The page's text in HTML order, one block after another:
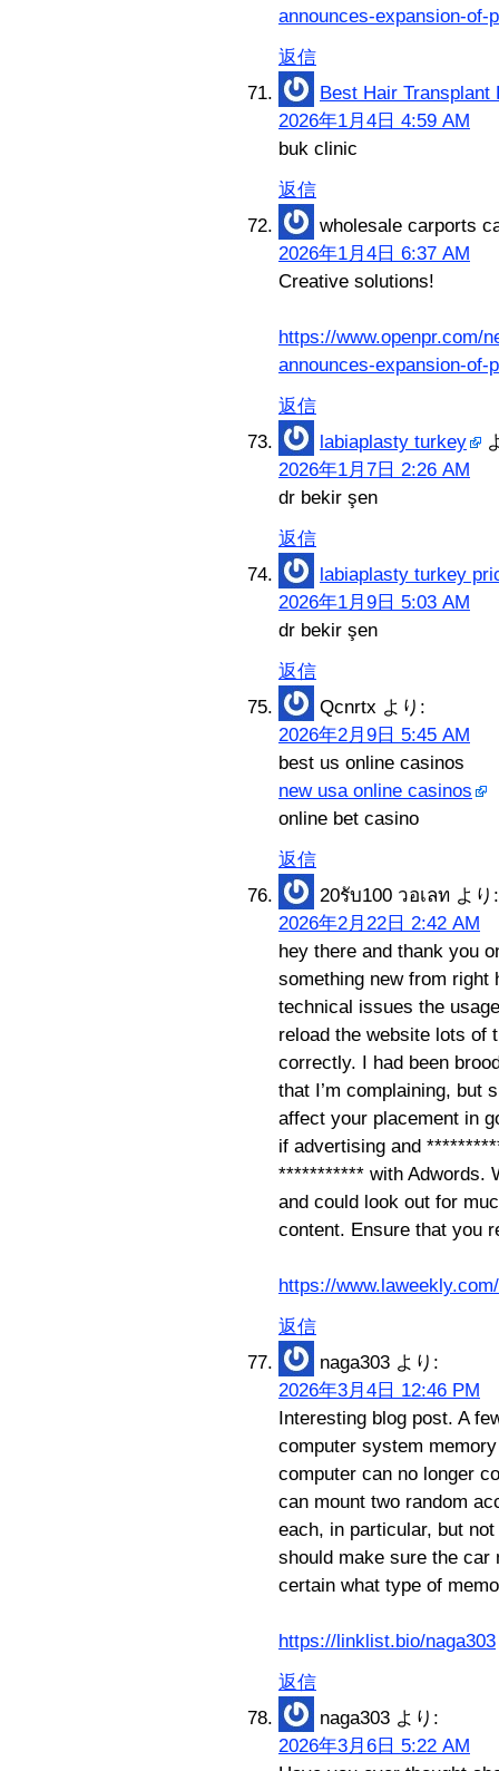
announces-expansion-of-
返信
Best Hair Transplant
2026年1月4日 4:59 AM
buk clinic
返信
wholesale carports
2026年1月4日 6:37 AM
Creative solutions!
https://www.openpr.com/
announces-expansion-of-
返信
labiaplasty turkey
2026年1月7日 2:26 AM
dr bekir şen
返信
labiaplasty turkey
2026年1月9日 5:03 AM
dr bekir şen
返信
Qcnrtx より:
2026年2月9日 5:45 AM
best us online casinos
new usa online casinos
online bet casino
返信
20รับ100 วอเลท より:
2026年2月22日 2:42 AM
hey there and thank you
something new from right
technical issues the
reload the website lots of
correctly. I had been
that I’m complaining, but
affect your placement in
if advertising and
*********** with Adwords.
and could look out for
content. Ensure that you
https://
返信
naga303 より:
2026年3月4日 12:46 PM
Interesting blog post. A
computer system
computer can no longer
can mount two random
each, in particular, but
should make sure the car
certain what type of
https://linklist.bio/naga303
返信
naga303 より:
2026年3月6日 5:22 AM